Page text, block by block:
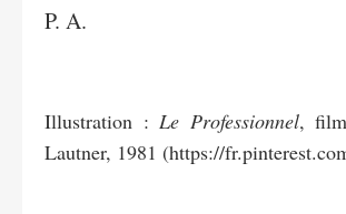
P. A.
Illustration : Le Professionnel,
Lautner, 1981 (https://